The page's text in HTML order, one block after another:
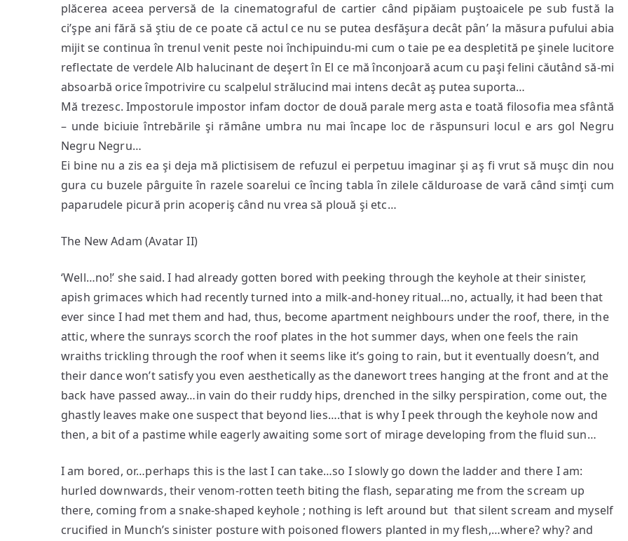
plăcerea aceea perversă de la cinematograful de cartier când pipăiam puştoaicele pe sub fustă la
ci’şpe ani fără să ştiu de ce poate că actul ce nu se putea desfăşura decât pân’ la măsura pufului abia
mijit se continua în trenul venit peste noi închipuindu-mi cum o taie pe ea despletită pe şinele lucitore
reflectate de verdele Alb halucinant de deşert în El ce mă înconjoară acum cu paşi felini căutând să-mi
absoarbă orice împotrivire cu scalpelul strălucind mai intens decât aş putea suporta…
Mă trezesc. Impostorule impostor infam doctor de două parale merg asta e toată filosofia mea sfântă
– unde biciuie întrebările şi rămâne umbra nu mai încape loc de răspunsuri locul e ars gol Negru
Negru Negru…
Ei bine nu a zis ea şi deja mă plictisisem de refuzul ei perpetuu imaginar şi aş fi vrut să muşc din nou
gura cu buzele pârguite în razele soarelui ce încing tabla în zilele călduroase de vară când simţi cum
paparudele picură prin acoperiş când nu vrea să plouă şi etc…
The New Adam (Avatar II)
‘Well…no!’ she said. I had already gotten bored with peeking through the keyhole at their sinister,
apish grimaces which had recently turned into a milk-and-honey ritual…no, actually, it had been that
ever since I had met them and had, thus, become apartment neighbours under the roof, there, in the
attic, where the sunrays scorch the roof plates in the hot summer days, when one feels the rain
wraiths trickling through the roof when it seems like it’s going to rain, but it eventually doesn’t, and
their dance won’t satisfy you even aesthetically as the danewort trees hanging at the front and at the
back have passed away…in vain do their ruddy hips, drenched in the silky perspiration, come out, the
ghastly leaves make one suspect that beyond lies….that is why I peek through the keyhole now and
then, a bit of a pastime while eagerly awaiting some sort of mirage developing from the fluid sun…
I am bored, or…perhaps this is the last I can take…so I slowly go down the ladder and there I am:
hurled downwards, their venom-rotten teeth biting the flash, separating me from the scream up
there, coming from a snake-shaped keyhole ; nothing is left around but that silent scream and myself
crucified in Munch’s sinister posture with poisoned flowers planted in my flesh,…where? why? and